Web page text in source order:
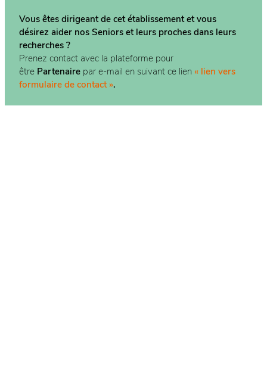
Vous êtes dirigeant de cet établissement et vous
désirez aider nos Seniors et leurs proches dans leurs
recherches ?
Prenez contact avec la plateforme pour
être Partenaire par e-mail en suivant ce lien « lien vers
formulaire de contact ».